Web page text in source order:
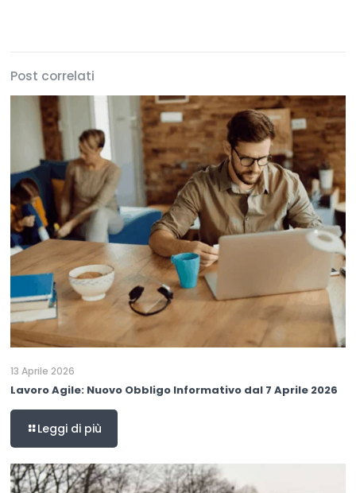
Post correlati
13 Aprile 2026
Lavoro Agile: Nuovo Obbligo Informativo dal 7 Aprile 2026
Leggi di più